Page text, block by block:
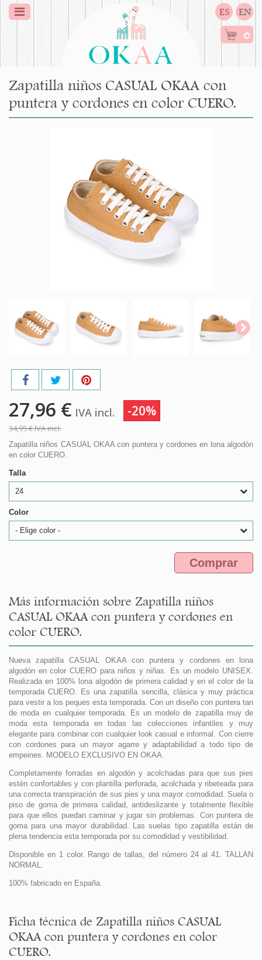
ES EN
0
Zapatilla niños CASUAL OKAA con
puntera y cordones en color CUERO.
27,96 € IVA incl. -20%
34,95 €IVA incl.
Zapatilla niños CASUAL OKAA con puntera y cordones en lona algodón
en color CUERO.
Talla
24
Color
- Elige color -
Comprar
Más información sobre Zapatilla niños
CASUAL OKAA con puntera y cordones en
color CUERO.
Nueva zapatilla CASUAL OKAA con puntera y cordones en lona
algodón en color CUERO para niños y niñas. Es un modelo UNISEX.
Realizada en 100% lona algodón de primera calidad y en el color de la
temporada CUERO. Es una zapatilla sencilla, clásica y muy práctica
para vestir a los peques esta temporada. Con un diseño con puntera tan
de moda en cualquier temporada. Es un modelo de zapatilla muy de
moda esta temporada en todas las colecciones infantiles y muy
elegante para combinar con cualquier look casual e informal. Con cierre
con cordones para un mayor agarre y adaptabilidad a todo tipo de
empeines. MODELO EXCLUSIVO EN OKAA.
Completamente forradas en algodón y acolchadas para que sus pies
estén confortables y con plantilla perforada, acolchada y ribeteada para
una correcta transpiración de sus pies y una mayor comodidad. Suela o
piso de goma de primera calidad, antideslizante y totalmente flexible
para que ellos puedan caminar y jugar sin problemas. Con puntera de
goma para una mayor durabilidad. Las suelas tipo zapatilla están de
plena tendencia esta temporada por su comodidad y vestibilidad.
Disponible en 1 color. Rango de tallas, del número 24 al 41. TALLAN
NORMAL.
100% fabricado en España.
Ficha técnica de Zapatilla niños CASUAL
OKAA con puntera y cordones en color
CUERO.